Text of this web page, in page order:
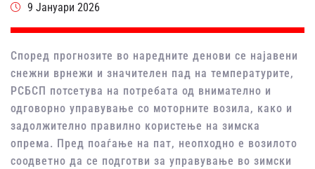
9 Јануари 2026
Според прогнозите во наредните денови се најавени
снежни врнежи и значителен пад на температурите,
РСБСП потсетува на потребата од внимателно и
одговорно управување со моторните возила, како и
задолжително правилно користење на зимска
опрема. Пред поаѓање на пат, неопходно е возилото
соодветно да се подготви за управување во зимски